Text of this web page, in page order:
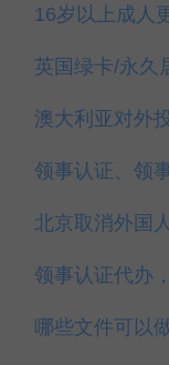
16岁以上成人
英国绿卡/永久
澳大利亚对外
北京取消外国
领事认证代办